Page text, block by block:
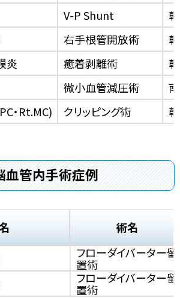
V-P Shunt
右手根管開放術
炎
癒着剥離術
微小血管減圧術
・Rt.MC)
クリッピング術
血管内手術症例
術名
フローダイバーター留
置術
フローダイバーター留
置術